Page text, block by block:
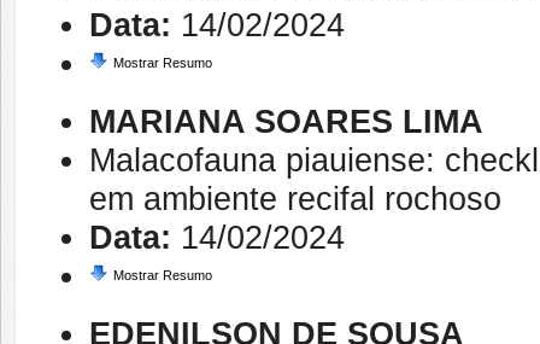
Data: 14/02/2024
Mostrar Resumo
MARIANA SOARES LIMA
Malacofauna piauiense:
em ambiente recifal rochoso
Data: 14/02/2024
Mostrar Resumo
EDENILSON DE SOUSA